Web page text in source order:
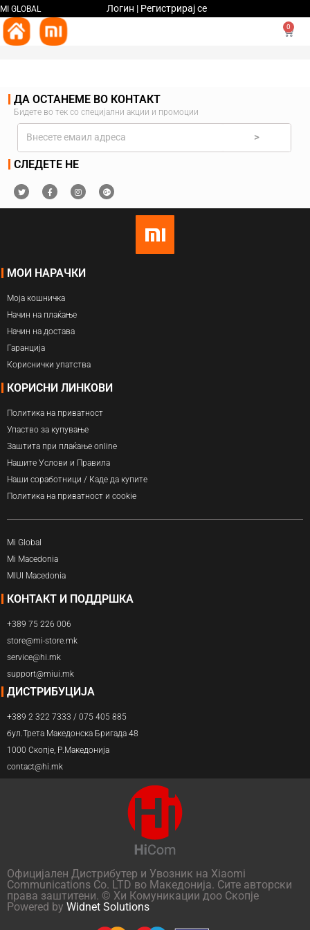
MI GLOBAL Логин | Регистрирај се
0
ДА ОСТАНЕМЕ ВО КОНТАКТ
Бидете во тек со специјални акции и промоции
>
СЛЕДЕТЕ НЕ
МОИ НАРАЧКИ
Моја кошничка
Начин на плаќање
Начин на достава
Гаранција
Кориснички упатства
КОРИСНИ ЛИНКОВИ
Политика на приватност
Упаство за купување
Заштита при плаќање online
Нашите Услови и Правила
Наши соработници / Каде да купите
Политика на приватност и cookie
Mi Global
Mi Macedonia
MIUI Macedonia
КОНТАКТ И ПОДДРШКА
+389 75 226 006
store@mi-store.mk
service@hi.mk
support@miui.mk
ДИСТРИБУЦИЈА
+389 2 322 7333 / 075 405 885
бул.Трета Македонска Бригада 48
1000 Скопје, Р.Македонија
contact@hi.mk
Официјален Дистрибутер и Увозник на Xiaomi
Communications Co. LTD во Македонија. Сите авторски
права заштитени. © Хи Комуникации доо Скопје
Powered by Widnet Solutions